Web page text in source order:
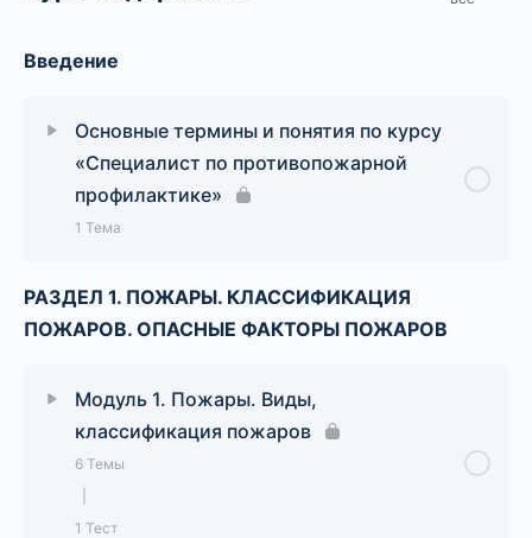
Введение
Основные термины и понятия по курсу
«Специалист по противопожарной
профилактике»
1 Тема
Урок Содержание 0% Завершено
профессиональной программы
профессиональной переподготовки для
получения квалификации «Специалист по
противопожарной профилактике»
РАЗДЕЛ 1. ПОЖАРЫ. КЛАССИФИКАЦИЯ
ПОЖАРОВ. ОПАСНЫЕ ФАКТОРЫ ПОЖАРОВ
Модуль 1. Пожары. Виды,
классификация пожаров
6 Темы
1 Тест